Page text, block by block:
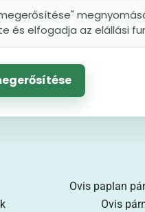
és elfogadja az elállási
Ovis paplan
Ovis